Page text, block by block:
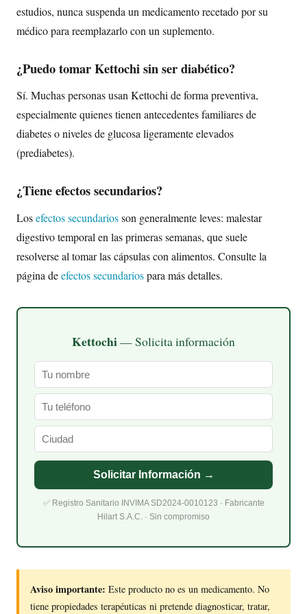
estudios, nunca suspenda un medicamento recetado por su
médico para reemplazarlo con un suplemento.
¿Puedo tomar Kettochi sin ser diabético?
Sí. Muchas personas usan Kettochi de forma preventiva,
especialmente quienes tienen antecedentes familiares de
diabetes o niveles de glucosa ligeramente elevados
(prediabetes).
¿Tiene efectos secundarios?
Losefectos secundariosson generalmente leves: malestar
digestivo temporal en las primeras semanas, que suele
resolverse al tomar las cápsulas con alimentos. Consulte la
página deefectos secundariospara más detalles.
Kettochi— Solicita información
Solicitar Información →
✅ Registro Sanitario INVIMA SD2024-0010123 · Fabricante
Hilart S.A.C. · Sin compromiso
Aviso importante: Este producto no es un medicamento. No
tiene propiedades terapéuticas ni pretende diagnosticar, tratar,